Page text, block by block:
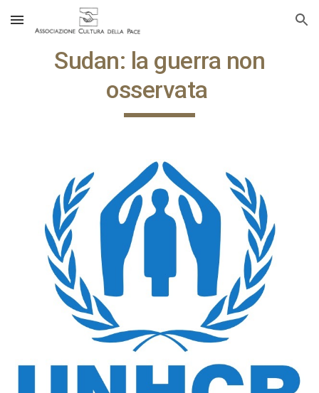
Skip to main content Skip to navigation
Sudan: la guerra non
osservata